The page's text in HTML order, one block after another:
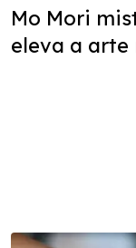
Mo Mori
eleva a arte